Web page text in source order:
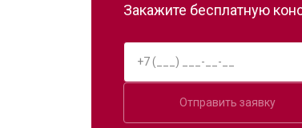
Закажите бесплатную
Отправить заявку